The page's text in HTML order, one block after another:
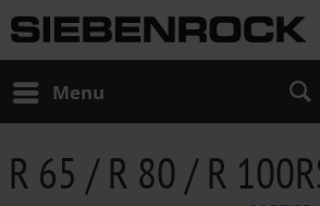
Menu
R 65 / R 80 / R